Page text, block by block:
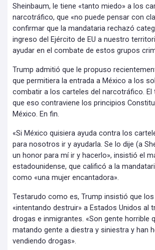
Sheinbaum, le tiene «tanto miedo» a los
narcotráfico, que «no puede pensar con
confirmar que la mandataria rechazó
ingreso del Ejército de EU a nuestro
ayudar en el combate de estos grupos
Trump admitió que le propuso
que permitiera la entrada a México a los
combatir a los carteles del narcotráfico. El
que eso contraviene los principios
México. En fin.
«Si México quisiera ayuda contra los
para nosotros ir y ayudarla. Se lo dije (a
un honor para mí ir y hacerlo», insistió el
estadounidense, que calificó a la
como «una mujer encantadora».
Testarudo como es, Trump insistió que
«intentando destruir» a Estados Unidos al
drogas e inmigrantes. «Son gente horrible
matando gente a diestra y siniestra y han
vendiendo drogas».